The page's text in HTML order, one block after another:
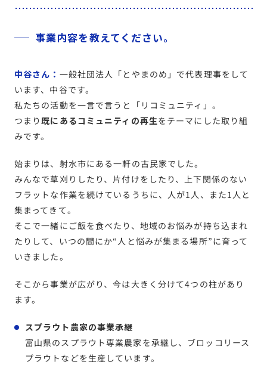
事業内容を教えてください。
中谷さん： 一般社団法人「とやまのめ」で代表理事をして
います、中谷です。
私たちの活動を一言で言うと「リコミュニティ」。
つまり既にあるコミュニティの再生をテーマにした取り組
みです。
始まりは、射水市にある一軒の古民家でした。
みんなで草刈りしたり、片付けをしたり、上下関係のない
フラットな作業を続けているうちに、人が1人、また1人と
集まってきて。
そこで一緒にご飯を食べたり、地域のお悩みが持ち込まれ
たりして、いつの間にか“人と悩みが集まる場所”に育って
いきました。
そこから事業が広がり、今は大きく分けて4つの柱があり
ます。
スプラウト農家の事業承継
富山県のスプラウト専業農家を承継し、ブロッコリース
プラウトなどを生産しています。